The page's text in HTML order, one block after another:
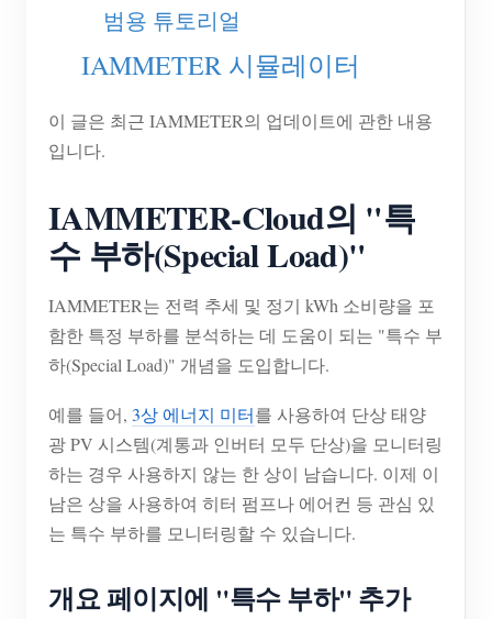
FAQ
뉴스
IAMMETER 활동
포럼
회사 소개
범용 튜토리얼
IAMMETER 시뮬레이터
이 글은 최근 IAMMETER의 업데이트에 관한 내용
입니다.
IAMMETER-Cloud의 "특
수 부하(Special Load)"
IAMMETER는 전력 추세 및 정기 kWh 소비량을 포
함한 특정 부하를 분석하는 데 도움이 되는 "특수 부
하(Special Load)" 개념을 도입합니다.
예를 들어, 3상 에너지 미터를 사용하여 단상 태양
광 PV 시스템(계통과 인버터 모두 단상)을 모니터링
하는 경우 사용하지 않는 한 상이 남습니다. 이제 이
남은 상을 사용하여 히터 펌프나 에어컨 등 관심 있
는 특수 부하를 모니터링할 수 있습니다.
개요 페이지에 "특수 부하" 추가